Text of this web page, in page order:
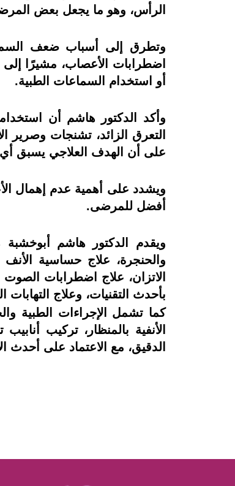
الرأس، وهو ما يجعل بعض
وتطرق إلى أسباب ضعف السمع
اضطرابات الأعصاب، مشيرًا
أو استخدام السماعات الطبية.
وأكد الدكتور هاشم أن
التعرق الزائد، تشنجات وصرير
على أن الهدف العلاجي يسبق أي
ويشدد على أهمية عدم إهمال
أفضل للمرضى.
ويقدم الدكتور هاشم
والحنجرة، علاج حساسية الأنف
الاتزان، علاج اضطرابات
بأحدث التقنيات، وعلاج التهابات
كما تشمل الإجراءات الطبية
الدقيق، مع الاعتماد على أحدث